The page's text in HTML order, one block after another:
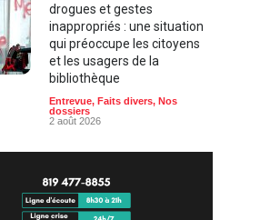
drogues et gestes
inappropriés : une situation
qui préoccupe les citoyens
et les usagers de la
bibliothèque
Entrevue, Faits divers, Nos
dossiers
2 août 2026